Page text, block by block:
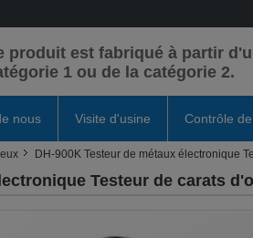
produit est fabriqué à partir
1 ou de la catégorie 2.
nous Visite d'usine Contrôle
DH-900K Testeur de métaux électronique
Testeur de carats